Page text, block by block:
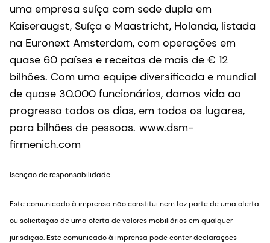
uma empresa suíça com sede dupla em
Kaiseraugst, Suíça e Maastricht, Holanda, listada
na Euronext Amsterdam, com operações em
quase 60 países e receitas de mais de € 12
bilhões. Com uma equipe diversificada e mundial
de quase 30.000 funcionários, damos vida ao
progresso todos os dias, em todos os lugares,
para bilhões de pessoas. www.dsm-
firmenich.com
Isenção de responsabilidade
Este comunicado à imprensa não constitui nem faz parte de uma oferta
ou solicitação de uma oferta de valores mobiliários em qualquer
jurisdição. Este comunicado à imprensa pode conter declarações